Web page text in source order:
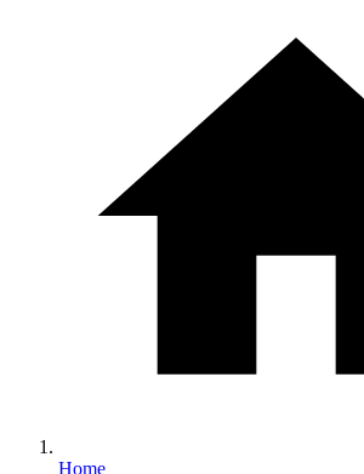
Home